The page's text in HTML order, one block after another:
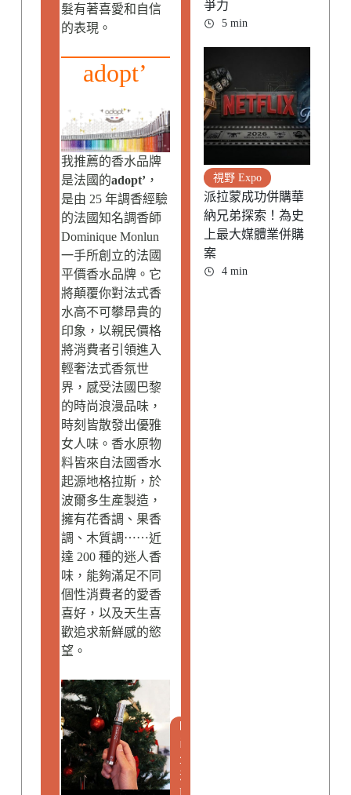
髮有著喜愛和自信
的表現。
adopt’
我推薦的香水品牌
是法國的adopt’，
是由 25 年調香經驗
的法國知名調香師
Dominique Monlun
一手所創立的法國
平價香水品牌。它
將顛覆你對法式香
水高不可攀昂貴的
印象，以親民價格
將消費者引領進入
輕奢法式香氛世
界，感受法國巴黎
的時尚浪漫品味，
時刻皆散發出優雅
女人味。香水原物
料皆來自法國香水
起源地格拉斯，於
波爾多生產製造，
擁有花香調、果香
調、木質調⋯⋯近
達 200 種的迷人香
味，能夠滿足不同
個性消費者的愛香
喜好，以及天生喜
歡追求新鮮感的慾
望。
尚
生
活
L
爭力
5 min
視野 Expo
派拉蒙成功併購華
納兄弟探索！為史
上最大媒體業併購
案
4 min